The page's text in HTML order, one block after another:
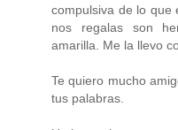
compulsiva de lo que
nos regalas son
amarilla. Me la llevo
Te quiero mucho
tus palabras.